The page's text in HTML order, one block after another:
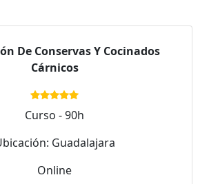
De Conservas Y Cocinados
Cárnicos
Curso - 90h
Guadalajara
Online